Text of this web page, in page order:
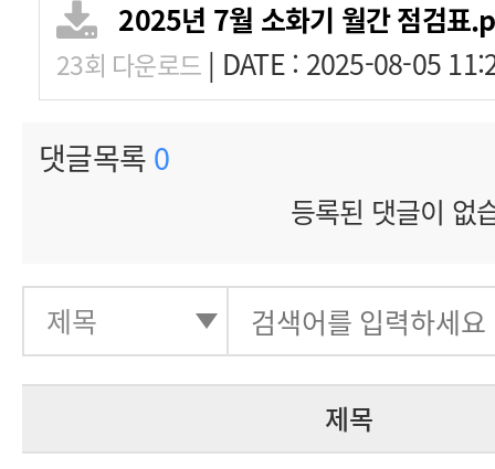
2025년 7월 소화기 월간 점검표
23회 다운로드 | DATE : 2025-08-05
댓글목록 0
등록된 댓글이 없
제목